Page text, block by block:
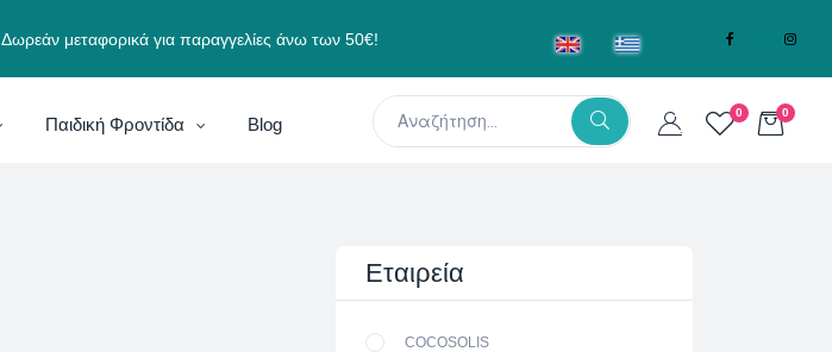
Δωρεάν μεταφορικά για παραγγελίες άνω των 50€!
Παιδική Φροντίδα Blog
0 0
Εταιρεία
COCOSOLIS